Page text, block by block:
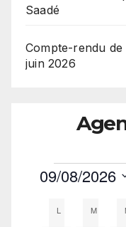
Saadé
Compte-rendu de
juin 2026